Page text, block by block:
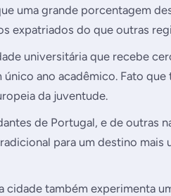
uma grande porcentagem
expatriados do que outras
universitária que recebe
ano acadêmico. Fato que
da juventude.
de Portugal, e de outras
para um destino mais
cidade também experimenta